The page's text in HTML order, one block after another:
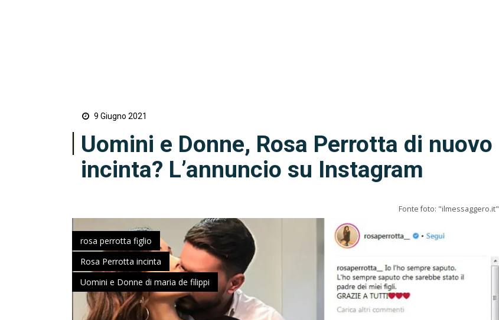
9 Giugno 2021
Uomini e Donne, Rosa Perrotta di nuovo
incinta? L’annuncio su Instagram
Fonte foto: "ilmessaggero.it"
rosa perrotta figlio
Rosa Perrotta incinta
Uomini e Donne di maria de filippi